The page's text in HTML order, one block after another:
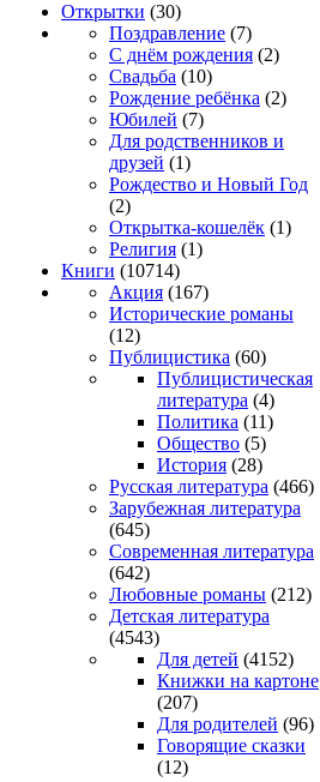
Открытки (30)
Поздравление (7)
С днём рождения (2)
Свадьба (10)
Рождение ребёнка (2)
Юбилей (7)
Для родственников и
друзей (1)
Рождество и Новый Год
(2)
Открытка-кошелёк (1)
Религия (1)
Книги (10714)
Акция (167)
Исторические романы
(12)
Публицистика (60)
Публицистическая
литература (4)
Политика (11)
Общество (5)
История (28)
Русская литература (466)
Зарубежная литература
(645)
Современная литература
(642)
Любовные романы (212)
Детская литература
(4543)
Для детей (4152)
Книжки на картоне
(207)
Для родителей (96)
Говорящие сказки
(12)